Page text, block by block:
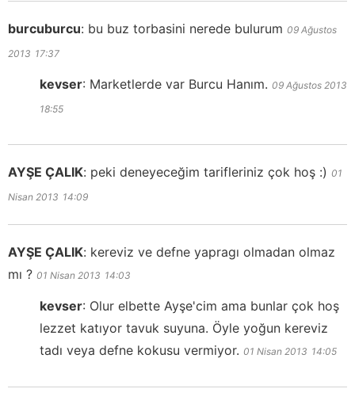
burcuburcu: bu buz torbasini nerede bulurum 09 Ağustos
2013 17:37
kevser: Marketlerde var Burcu Hanım. 09 Ağustos 2013
18:55
AYŞE ÇALIK: peki deneyeceğim tarifleriniz çok hoş :) 01
Nisan 2013 14:09
AYŞE ÇALIK: kereviz ve defne yapragı olmadan olmaz
mı ? 01 Nisan 2013 14:03
kevser: Olur elbette Ayşe'cim ama bunlar çok hoş
lezzet katıyor tavuk suyuna. Öyle yoğun kereviz
tadı veya defne kokusu vermiyor. 01 Nisan 2013 14:05